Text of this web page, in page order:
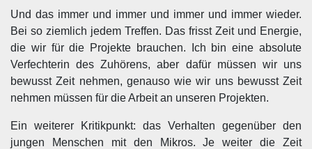
Und das immer und immer und immer und immer wieder.
Bei so ziemlich jedem Treffen. Das frisst Zeit und Energie,
die wir für die Projekte brauchen. Ich bin eine absolute
Verfechterin des Zuhörens, aber dafür müssen wir uns
bewusst Zeit nehmen, genauso wie wir uns bewusst Zeit
nehmen müssen für die Arbeit an unseren Projekten.
Ein weiterer Kritikpunkt: das Verhalten gegenüber den
jungen Menschen mit den Mikros. Je weiter die Zeit